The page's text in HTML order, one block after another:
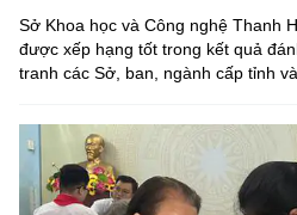
Sở Khoa học và Công nghệ Thanh
được xếp hạng tốt trong kết quả
tranh các Sở, ban, ngành cấp tỉnh